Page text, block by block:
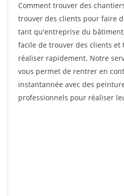
Comment trouver des
trouver des clients pour faire
tant qu'entreprise du
facile de trouver des clients et
réaliser rapidement. Notre
vous permet de rentrer en
instantannée avec des
professionnels pour réaliser